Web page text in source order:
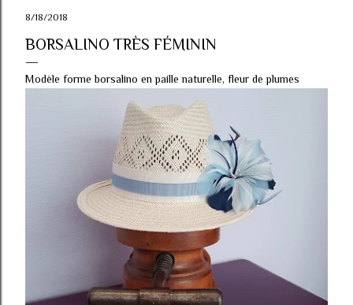
8/18/2018
BORSALINO TRÈS FÉMININ
Modèle forme borsalino en paille naturelle, fleur de plumes